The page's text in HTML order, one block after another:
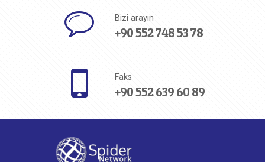
Bizi arayın
+90 552 748 53 78
Faks
+90 552 639 60 89